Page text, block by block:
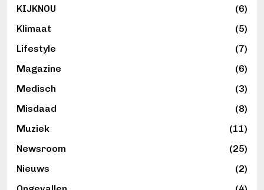
KIJKNOU
(6)
Klimaat
(5)
Lifestyle
(7)
Magazine
(6)
Medisch
(3)
Misdaad
(8)
Muziek
(11)
Newsroom
(25)
Nieuws
(2)